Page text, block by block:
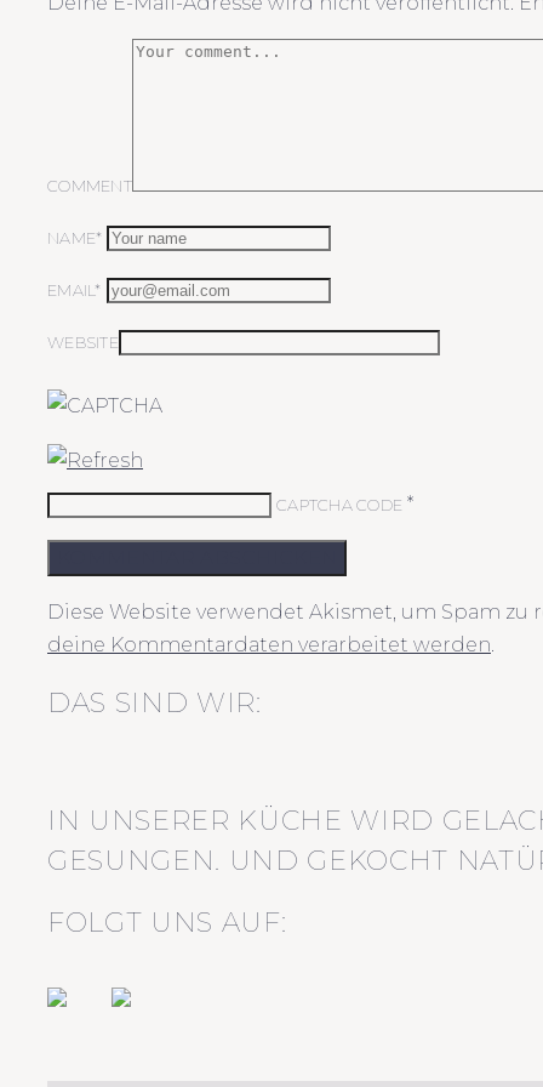
COMMENT
NAME*
EMAIL*
WEBSITE
CAPTCHA CODE *
Diese Website verwendet Akismet, um Spam zu
deine Kommentardaten verarbeitet werden.
DAS SIND WIR:
IN UNSERER KÜCHE WIRD
GESUNGEN. UND GEKOCHT
FOLGT UNS AUF: